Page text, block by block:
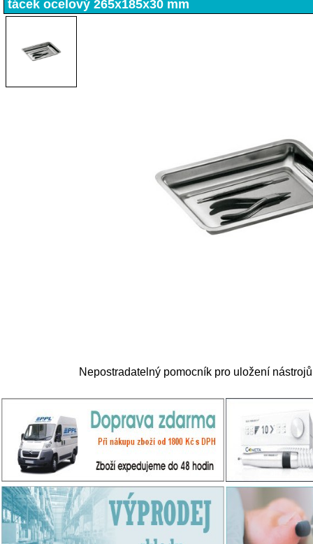
tácek ocelový 265x185x30 mm
Nepostradatelný pomocník pro uložení